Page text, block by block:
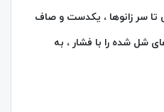
تا سر زانوها ، یکدست و صاف
شل شده را با فشار ، به